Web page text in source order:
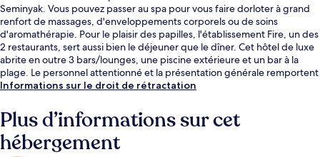
Seminyak. Vous pouvez passer au spa pour vous faire dorloter à grand
renfort de massages, d'enveloppements corporels ou de soins
d'aromathérapie. Pour le plaisir des papilles, l'établissement Fire, un des
2 restaurants, sert aussi bien le déjeuner que le dîner. Cet hôtel de luxe
abrite en outre 3 bars/lounges, une piscine extérieure et un bar à la
plage. Le personnel attentionné et la présentation générale remportent
un vif succès auprès des autres voyageurs.
Informations sur le droit de rétractation
Plus d’informations sur cet
hébergement